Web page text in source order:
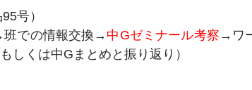
号）
での情報交換→中Gゼミナール考察 →ワ
しくは中Gまとめと振り返り）